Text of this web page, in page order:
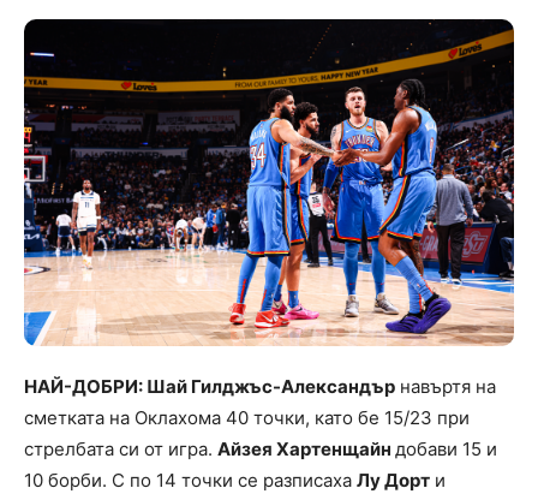
НАЙ-ДОБРИ: Шай Гилджъс-Александър навъртя на
сметката на Оклахома 40 точки, като бе 15/23 при
стрелбата си от игра. Айзея Хартенщайн добави 15 и
10 борби. С по 14 точки се разписаха Лу Дорт и